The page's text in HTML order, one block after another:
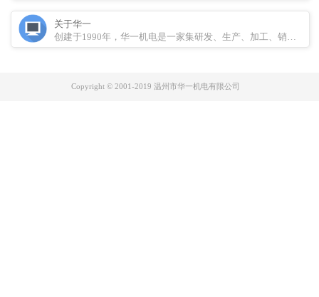
关于华一
创建于1990年，华一机电是一家集研发、生产、加工、销售于
Copyright © 2001-2019 温州市华一机电有限公司